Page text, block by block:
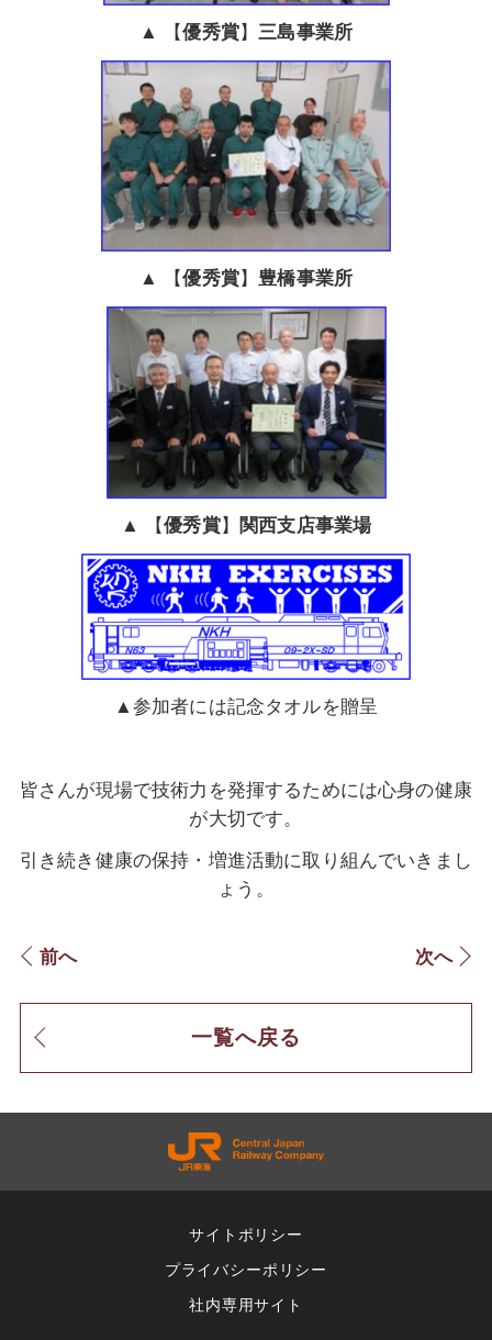
▲ 【優秀賞】三島事業所
▲ 【優秀賞】豊橋事業所
▲ 【優秀賞】 関西支店事業場
▲参加者には記念タオルを贈呈
皆さんが現場で技術力を発揮するためには心身の健康
が大切です。
引き続き健康の保持・増進活動に取り組んでいきまし
ょう。
前へ 次へ
一覧へ戻る
サイトポリシー
プライバシーポリシー
社内専用サイト